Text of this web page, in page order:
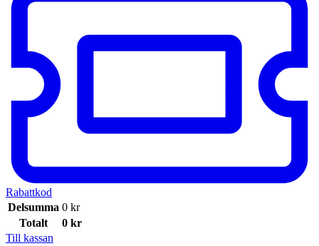
Rabattkod
Delsumma 0 kr
Totalt
0 kr
Till kassan